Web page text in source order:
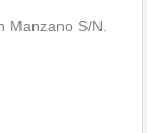
Manzano S/N.